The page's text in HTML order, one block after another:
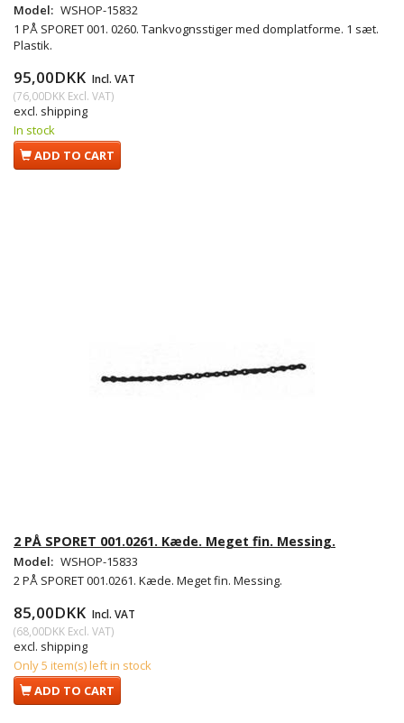
Model: WSHOP-15832
1 PÅ SPORET 001. 0260. Tankvognsstiger med domplatforme. 1 sæt.
Plastik.
95,00DKK Incl. VAT
(76,00DKK Excl. VAT)
excl. shipping
In stock
ADD TO CART
2 PÅ SPORET 001.0261. Kæde. Meget fin. Messing.
Model: WSHOP-15833
2 PÅ SPORET 001.0261. Kæde. Meget fin. Messing.
85,00DKK Incl. VAT
(68,00DKK Excl. VAT)
excl. shipping
Only 5 item(s) left in stock
ADD TO CART